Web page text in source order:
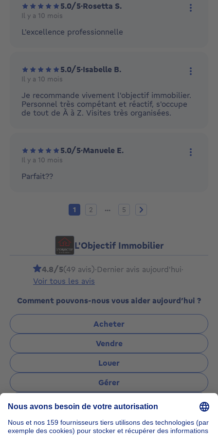
5.0/5·Rosetta S.
Il y a 10 mois
L'excellence professionnelle
5.0/5·Isabelle B.
Il y a 10 mois
Je recommande vivement l'objectif immobilier.
Personnel très compétant et réactif, s'occupe
de tout de À à Z. Visites très organisées.
5.0/5·Manuele E.
Il y a 10 mois
Parfait??
Page actuelle
1 Page 2
2 ... Page 5
5 Page suivante
L'Objectif Immobilier
4.8/5(49 avis)·Dernier avis aujourd'hui·
Voir tous les avis
Comment pouvons-nous vous aider aujourd’hui ?
Acheter
Vendre
Louer
Gérer
Poser une question